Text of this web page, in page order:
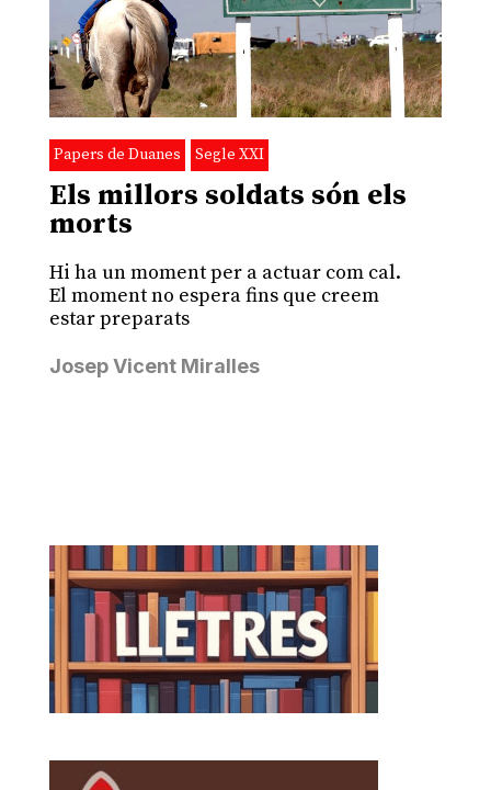
Papers de Duanes Segle XXI
Els millors soldats són els
morts
Hi ha un moment per a actuar com cal.
El moment no espera fins que creem
estar preparats
Josep Vicent Miralles